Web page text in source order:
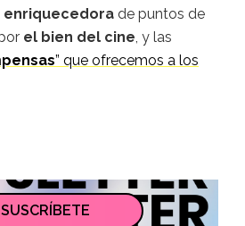
de puntos de
el bien del cine , y las
” que ofrecemos a los
SUSCRÍBETE